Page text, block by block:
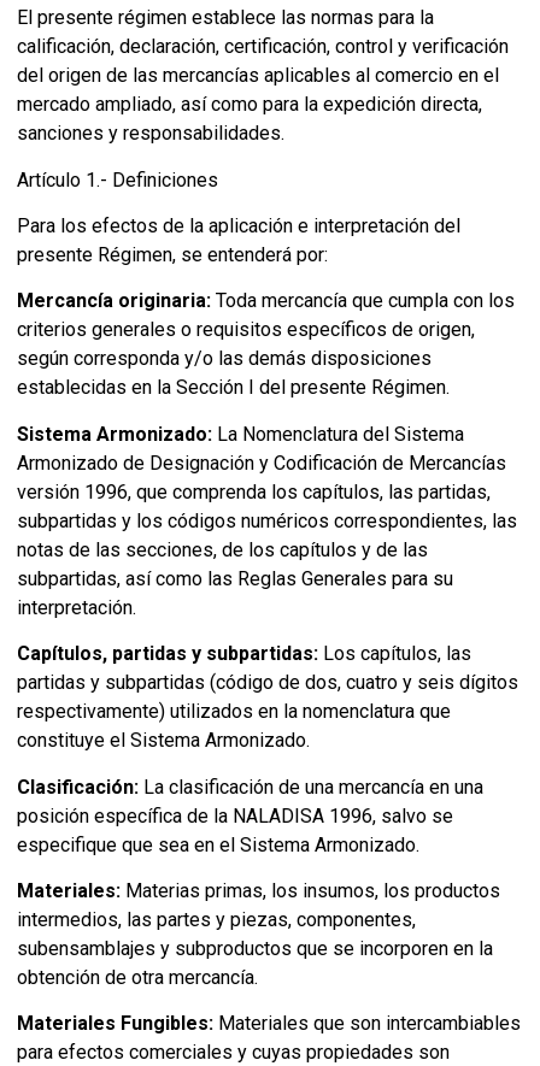
El presente régimen establece las normas para la
calificación, declaración, certificación, control y verificación
del origen de las mercancías aplicables al comercio en el
mercado ampliado, así como para la expedición directa,
sanciones y responsabilidades.
Artículo 1.- Definiciones
Para los efectos de la aplicación e interpretación del
presente Régimen, se entenderá por:
Mercancía originaria: Toda mercancía que cumpla con los
criterios generales o requisitos específicos de origen,
según corresponda y/o las demás disposiciones
establecidas en la Sección I del presente Régimen.
Sistema Armonizado: La Nomenclatura del Sistema
Armonizado de Designación y Codificación de Mercancías
versión 1996, que comprenda los capítulos, las partidas,
subpartidas y los códigos numéricos correspondientes, las
notas de las secciones, de los capítulos y de las
subpartidas, así como las Reglas Generales para su
interpretación.
Capítulos, partidas y subpartidas: Los capítulos, las
partidas y subpartidas (código de dos, cuatro y seis dígitos
respectivamente) utilizados en la nomenclatura que
constituye el Sistema Armonizado.
Clasificación: La clasificación de una mercancía en una
posición específica de la NALADISA 1996, salvo se
especifique que sea en el Sistema Armonizado.
Materiales: Materias primas, los insumos, los productos
intermedios, las partes y piezas, componentes,
subensamblajes y subproductos que se incorporen en la
obtención de otra mercancía.
Materiales Fungibles: Materiales que son intercambiables
para efectos comerciales y cuyas propiedades son